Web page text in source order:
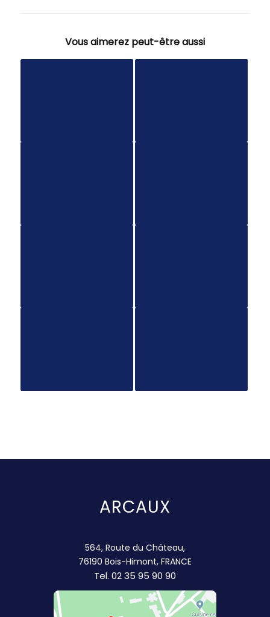
Vous aimerez peut-être aussi
ARCAUX
564, Route du Château,
76190 Bois-Himont, FRANCE
Tel. 02 35 95 90 90